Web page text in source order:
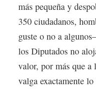
más pequeña y
350 ciudadanos,
guste o no a
los Diputados no
valor, por más que a
valga exactamente